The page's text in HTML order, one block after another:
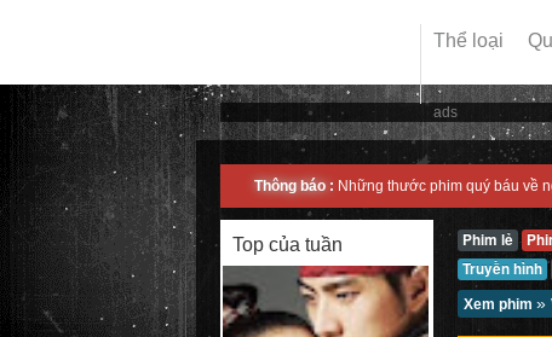
Thể loại
ads
Thông báo : Những thước phim quý báu về
Top của tuần Phim lẻ
Truyền hình
Xem phim »